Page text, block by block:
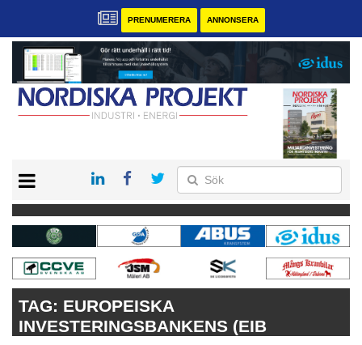
PRENUMERERA ANNONSERA
KONTAKT
VÅRA ANDRA MAGASIN
PRENUMERERA
ANNONSERA
TAG: EUROPEISKA
INVESTERINGSBANKENS (EIB